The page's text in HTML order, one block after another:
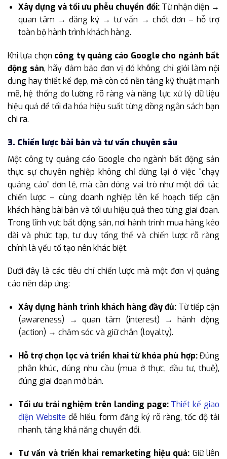
Xây dựng và tối ưu phễu chuyển đổi:Từ nhận diện →
quan tâm → đăng ký → tư vấn → chốt đơn – hỗ trợ
toàn bộ hành trình khách hàng.
Khi lựa chọn công ty quảng cáo Google cho ngành bất
động sản, hãy đảm bảo đơn vị đó không chỉ giỏi làm nội
dung hay thiết kế đẹp, mà còn có nền tảng kỹ thuật mạnh
mẽ, hệ thống đo lường rõ ràng và năng lực xử lý dữ liệu
hiệu quả để tối đa hóa hiệu suất từng đồng ngân sách bạn
chi ra.
3. Chiến lược bài bản và tư vấn chuyên sâu
Một công ty quảng cáo Google cho ngành bất động sản
thực sự chuyên nghiệp không chỉ dừng lại ở việc “chạy
quảng cáo” đơn lẻ, mà cần đóng vai trò như một đối tác
chiến lược – cùng doanh nghiệp lên kế hoạch tiếp cận
khách hàng bài bản và tối ưu hiệu quả theo từng giai đoạn.
Trong lĩnh vực bất động sản, nơi hành trình mua hàng kéo
dài và phức tạp, tư duy tổng thể và chiến lược rõ ràng
chính là yếu tố tạo nên khác biệt.
Dưới đây là các tiêu chí chiến lược mà một đơn vị quảng
cáo nên đáp ứng:
Xây dựng hành trình khách hàng đầy đủ:Từ tiếp cận
(awareness) → quan tâm (interest) → hành động
(action) → chăm sóc và giữ chân (loyalty).
Hỗ trợ chọn lọc và triển khai từ khóa phù hợp:Đúng
phân khúc, đúng nhu cầu (mua ở thực, đầu tư, thuê),
đúng giai đoạn mở bán.
Tối ưu trải nghiệm trên landing page: Thiết kế giao
diện Website dễ hiểu, form đăng ký rõ ràng, tốc độ tải
nhanh, tăng khả năng chuyển đổi.
Tư vấn và triển khai remarketing hiệu quả: Giữ liên